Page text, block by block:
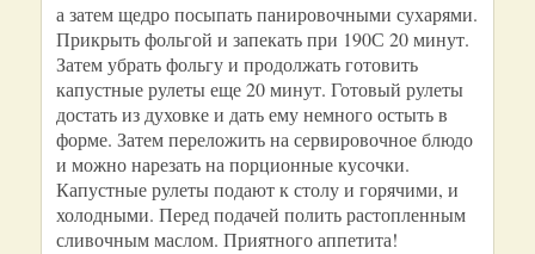
а затем щедро посыпать панировочными сухарями.
Прикрыть фольгой и запекать при 190С 20 минут.
Затем убрать фольгу и продолжать готовить
капустные рулеты еще 20 минут. Готовый рулеты
достать из духовке и дать ему немного остыть в
форме. Затем переложить на сервировочное блюдо
и можно нарезать на порционные кусочки.
Капустные рулеты подают к столу и горячими, и
холодными. Перед подачей полить растопленным
сливочным маслом. Приятного аппетита!